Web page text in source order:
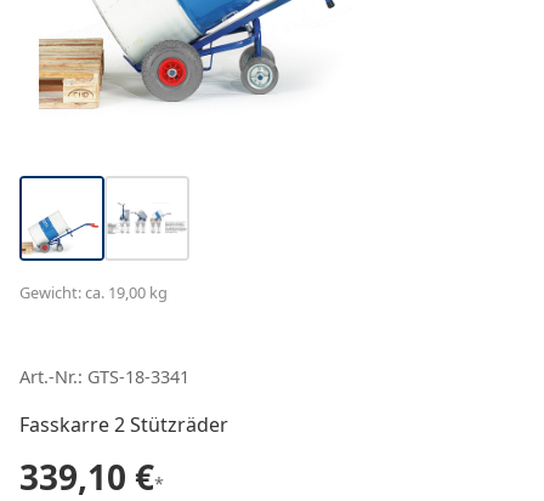
Gewicht: ca. 19,00 kg
Art.-Nr.: GTS-18-3341
Fasskarre 2 Stützräder
339,10 €*